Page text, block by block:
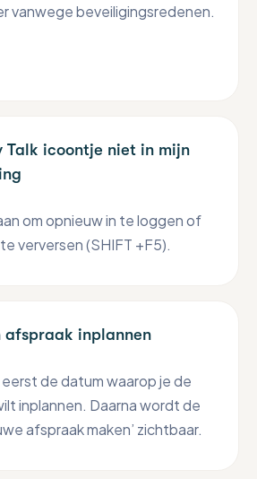
vanwege beveiligingsredenen.
Talk icoontje niet in mijn
om opnieuw in te loggen of
verversen (SHIFT +F5).
afspraak inplannen
de datum waarop je de
inplannen. Daarna wordt de
afspraak maken’ zichtbaar.